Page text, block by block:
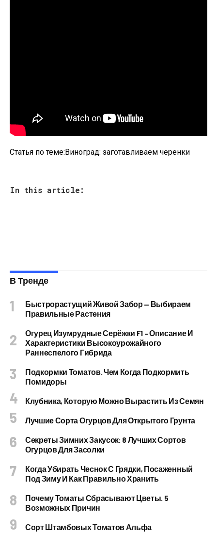
Статья по теме:Виноград: заготавливаем черенки
In this article:
В Тренде
Быстрорастущий Живой Забор — Выбираем
Правильные Растения
Огурец Изумрудные Серёжки F1 – Описание И
Характеристики Высокоурожайного
Раннеспелого Гибрида
Подкормки Томатов. Чем Когда Подкормить
Помидоры
Клубника, Которую Можно Вырастить Из Семян
Лучшие Сорта Огурцов Для Открытого Грунта
Секреты Зимних Закусок: 8 Лучших Сортов
Огурцов Для Засолки
Когда Убирать Чеснок С Грядки, Посаженный
Под Зиму И Как Правильно Хранить
Почему Томаты Сбрасывают Цветы. 5
Возможных Причин
Сорт Штамбовых Томатов Альфа